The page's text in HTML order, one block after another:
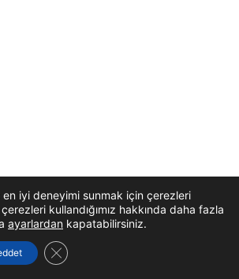
iyi deneyimi sunmak için çerezleri
kullandığımız hakkında daha fazla
ayarlardan kapatabilirsiniz.
GDPR çerez şeridini kapat